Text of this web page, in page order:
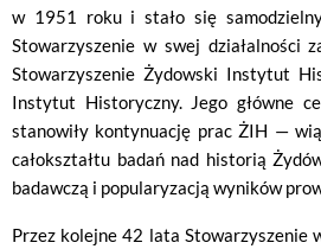
w 1951 roku i stało się
Stowarzyszenie w swej działalności
Stowarzyszenie Żydowski Instytut
Instytut Historyczny. Jego główne
stanowiły kontynuację prac ŻIH —
całokształtu badań nad historią
badawczą i popularyzacją wyników
Przez kolejne 42 lata Stowarzyszenie